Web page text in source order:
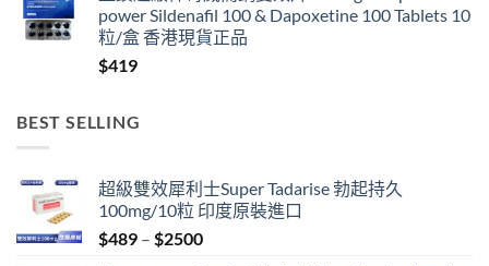
through
$999
power Sildenafil 100 & Dapoxetine 100 Tablets 10
粒/盒 香港現貨正品
$419
BEST SELLING
超級雙效犀利士Super Tadarise 勃起持久
100mg/10粒 印度原裝進口
$489 – $2500Price